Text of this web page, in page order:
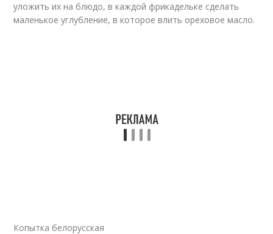
уложить их на блюдо, в каждой фрикадельке сделать
маленькое углубление, в которое влить ореховое масло.
Копытка белорусская